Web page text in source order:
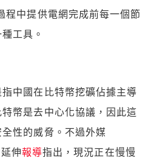
程中提供電網完成前每一個節
工具。
中國在比特幣挖礦佔據主導
幣是去中心化協議，因此這
性的威脅。不過外媒
伸報導指出，現況正在慢慢